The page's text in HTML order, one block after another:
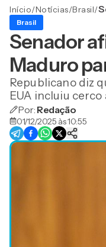
Início/Notícias/Brasil/
Brasil
Senador
Maduro
Republicano diz
EUA incluiu
Por: Redação
01/12/2025 às 10:55